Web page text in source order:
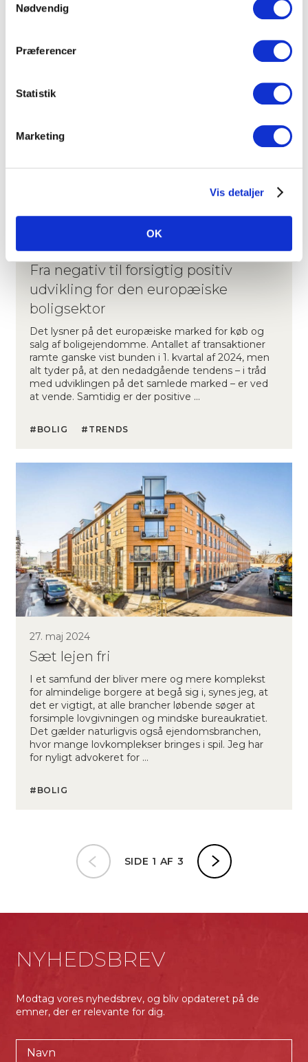
Nødvendig
Præferencer
Statistik
Marketing
Vis detaljer
OK
og byggeomkostningerne …
PRESSEMEDDELELSER
12. juni 2024
Fra negativ til forsigtig positiv
udvikling for den europæiske
boligsektor
Det lysner på det europæiske marked for køb og
salg af boligejendomme. Antallet af transaktioner
ramte ganske vist bunden i 1. kvartal af 2024, men
alt tyder på, at den nedadgående tendens – i tråd
med udviklingen på det samlede marked – er ved
at vende. Samtidig er der positive …
BOLIG TRENDS
27. maj 2024
Sæt lejen fri
I et samfund der bliver mere og mere komplekst
for almindelige borgere at begå sig i, synes jeg, at
det er vigtigt, at alle brancher løbende søger at
forsimple lovgivningen og mindske bureaukratiet.
Det gælder naturligvis også ejendomsbranchen,
hvor mange lovkomplekser bringes i spil. Jeg har
for nyligt advokeret for …
BOLIG
SIDE 1 AF 3
NYHEDSBREV
Modtag vores nyhedsbrev, og bliv opdateret på de
emner, der er relevante for dig.